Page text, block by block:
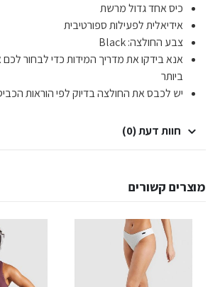
כיס אחד גדול מרשת
אידיאלית לפעילות ספורטיבית
צבע החולצה: Black
אנא בידקו את מדריך המידות כדי לבחור
ביותר
יש לכבס את החולצה בדיוק לפי הוראות
חוות דעת (0)
מוצרים קשורים